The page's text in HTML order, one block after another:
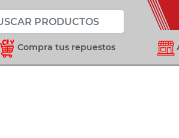
Compra tus repuestos